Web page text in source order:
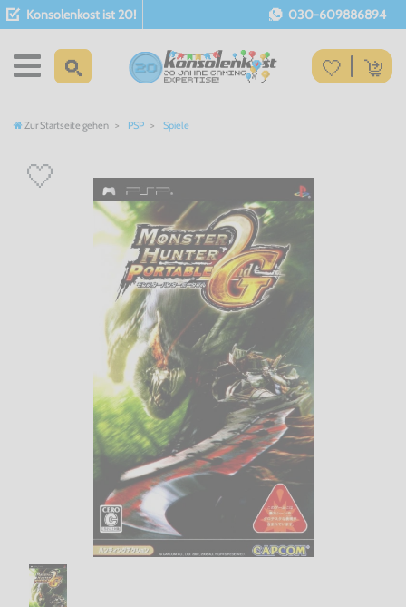
Konsolenkost ist 20! 030-609886894
Zur Startseite gehen PSP Spiele